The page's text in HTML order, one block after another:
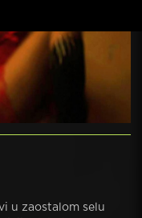
u zaostalom selu